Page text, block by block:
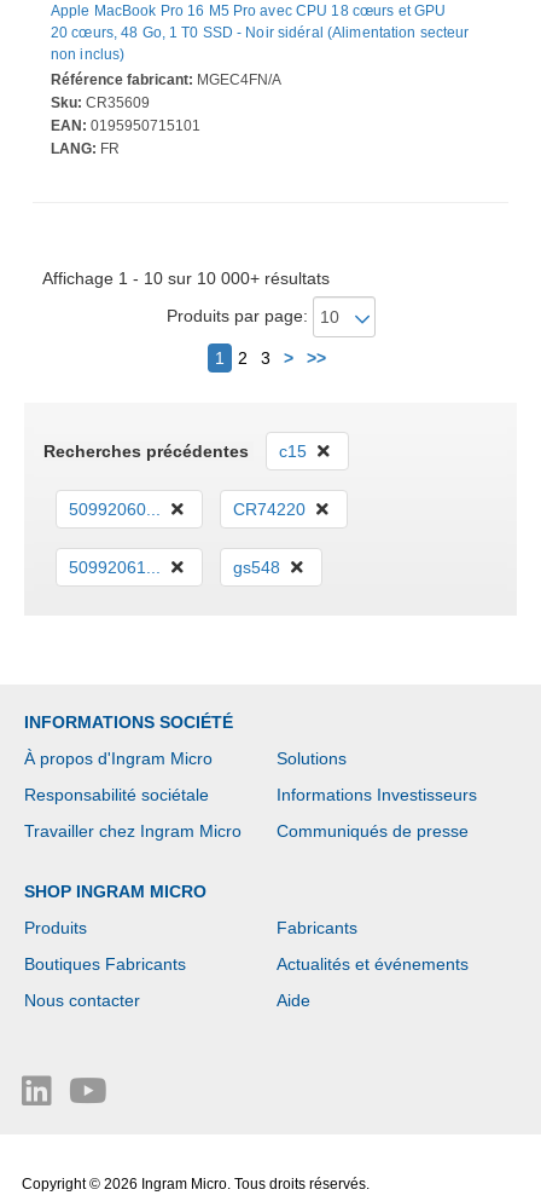
Apple MacBook Pro 16 M5 Pro avec CPU 18 cœurs et GPU
20 cœurs, 48 Go, 1 T0 SSD - Noir sidéral (Alimentation secteur
non inclus)
Référence fabricant: MGEC4FN/A
Sku: CR35609
EAN: 0195950715101
LANG: FR
Affichage 1 - 10 sur 10 000+ résultats
Produits par page:
1 2 3 > >>Suivant
Recherches précédentes c15
50992060... CR74220
50992061... gs548
INFORMATIONS SOCIÉTÉ
À propos d'Ingram Micro
Solutions
Responsabilité sociétale
Informations Investisseurs
Travailler chez Ingram Micro
Communiqués de presse
SHOP INGRAM MICRO
Produits
Fabricants
Boutiques Fabricants
Actualités et événements
Nous contacter
Aide
Copyright © 2026 Ingram Micro. Tous droits réservés.